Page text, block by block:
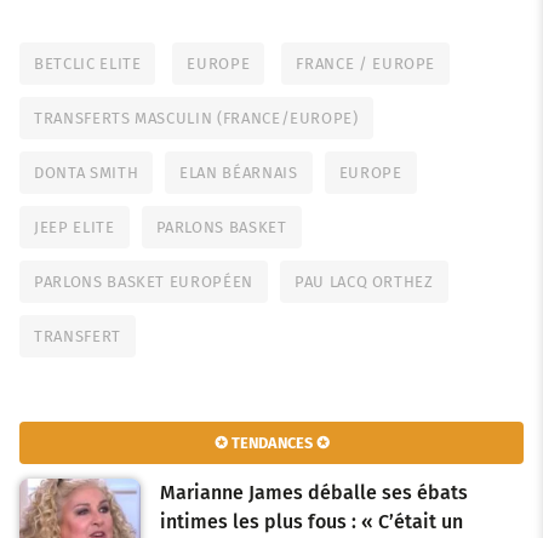
BETCLIC ELITE EUROPE FRANCE / EUROPE
TRANSFERTS MASCULIN (FRANCE/EUROPE)
DONTA SMITH ELAN BÉARNAIS EUROPE
JEEP ELITE PARLONS BASKET
PARLONS BASKET EUROPÉEN PAU LACQ ORTHEZ
TRANSFERT
✪ TENDANCES ✪
Marianne James déballe ses ébats
intimes les plus fous : « C’était un